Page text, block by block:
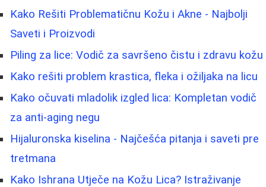
Kako Rešiti Problematičnu Kožu i Akne - Najbolji
Saveti i Proizvodi
Piling za lice: Vodič za savršeno čistu i zdravu kožu
Kako rešiti problem krastica, fleka i ožiljaka na licu
Kako očuvati mladolik izgled lica: Kompletan vodič
za anti-aging negu
Hijaluronska kiselina - Najčešća pitanja i saveti pre
tretmana
Kako Ishrana Utječe na Kožu Lica? Istraživanje